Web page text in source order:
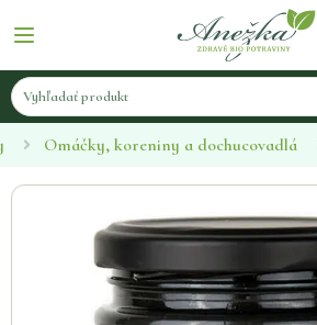
Omáčky, koreniny a dochucovadlá